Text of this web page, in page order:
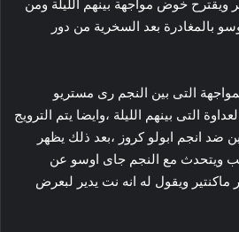
ويقترح خوض مواجهة بينهم الليلة ومن
بالمغادرة بعد السخرية من دور
التى بين النجم رى مستريو
التى بينهم الليلة ،وايضا يتم الترويج
ضد انجم ابولو كروز ،بعد ذلك يظهر
ويتحدث مع النجم جاى اوسو عن
ماكنتير ويقول له انه نت يدير لبعرض